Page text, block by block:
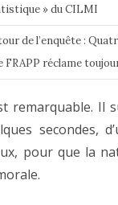
» du CILMI
de l’enquête :
FRAPP réclame
remarquable. Il
secondes,
pour que la